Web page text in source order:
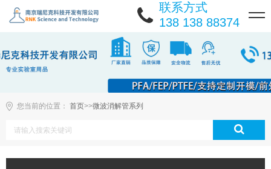
联系方式
138 138 88374
您当前的位置： 首页>>微波消解管系列